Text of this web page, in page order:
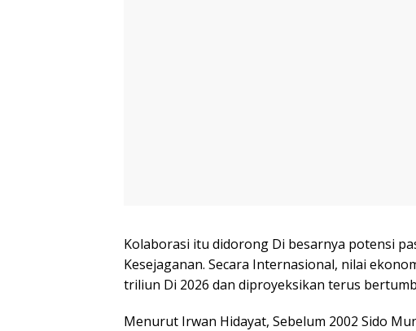
Kolaborasi itu didorong Di besarnya potensi
Kesejaganan. Secara Internasional, nilai
triliun Di 2026 dan diproyeksikan terus
Menurut Irwan Hidayat, Sebelum 2002 Sido